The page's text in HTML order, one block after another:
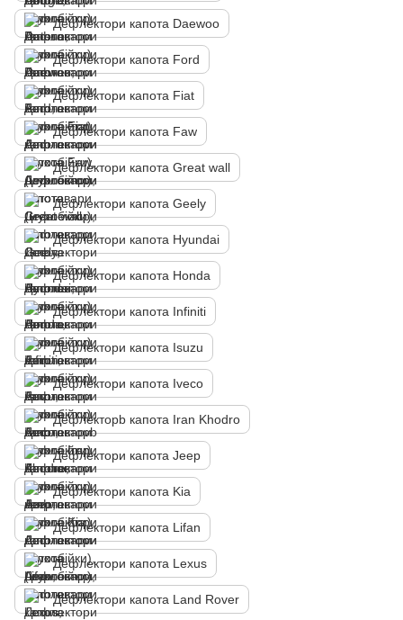
Дефлектори капота Daewoo
Дефлектори капота Ford
Дефлектори капота Fiat
Дефлектори капота Faw
Дефлектори капота Great wall
Дефлектори капота Geely
Дефлектори капота Hyundai
Дефлектори капота Honda
Дефлектори капота Infiniti
Дефлектори капота Isuzu
Дефлектори капота Iveco
Дефлекторb капота Iran Khodro
Дефлектори капота Jeep
Дефлектори капота Kia
Дефлектори капота Lifan
Дефлектори капота Lexus
Дефлектори капота Land Rover